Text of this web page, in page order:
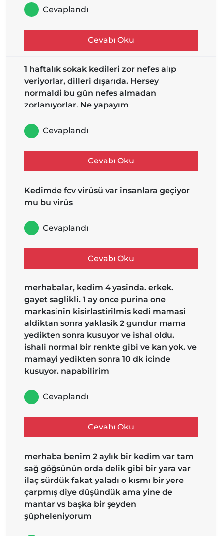
Cevaplandı
Cevabı Oku
1 haftalık sokak kedileri zor nefes alıp
veriyorlar, dilleri dışarıda. Hersey
normaldi bu gün nefes almadan
zorlanıyorlar. Ne yapayım
Cevaplandı
Cevabı Oku
Kedimde fcv virüsü var insanlara geçiyor
mu bu virüs
Cevaplandı
Cevabı Oku
merhabalar, kedim 4 yasinda. erkek.
gayet saglikli. 1 ay once purina one
markasinin kisirlastirilmis kedi mamasi
aldiktan sonra yaklasik 2 gundur mama
yedikten sonra kusuyor ve ishal oldu.
ishali normal bir renkte gibi ve kan yok. ve
mamayi yedikten sonra 10 dk icinde
kusuyor. napabilirim
Cevaplandı
Cevabı Oku
merhaba benim 2 aylık bir kedim var tam
sağ göğsünün orda delik gibi bir yara var
ilaç sürdük fakat yaladı o kısmı bir yere
çarpmış diye düşündük ama yine de
mantar vs başka bir şeyden
şüpheleniyorum